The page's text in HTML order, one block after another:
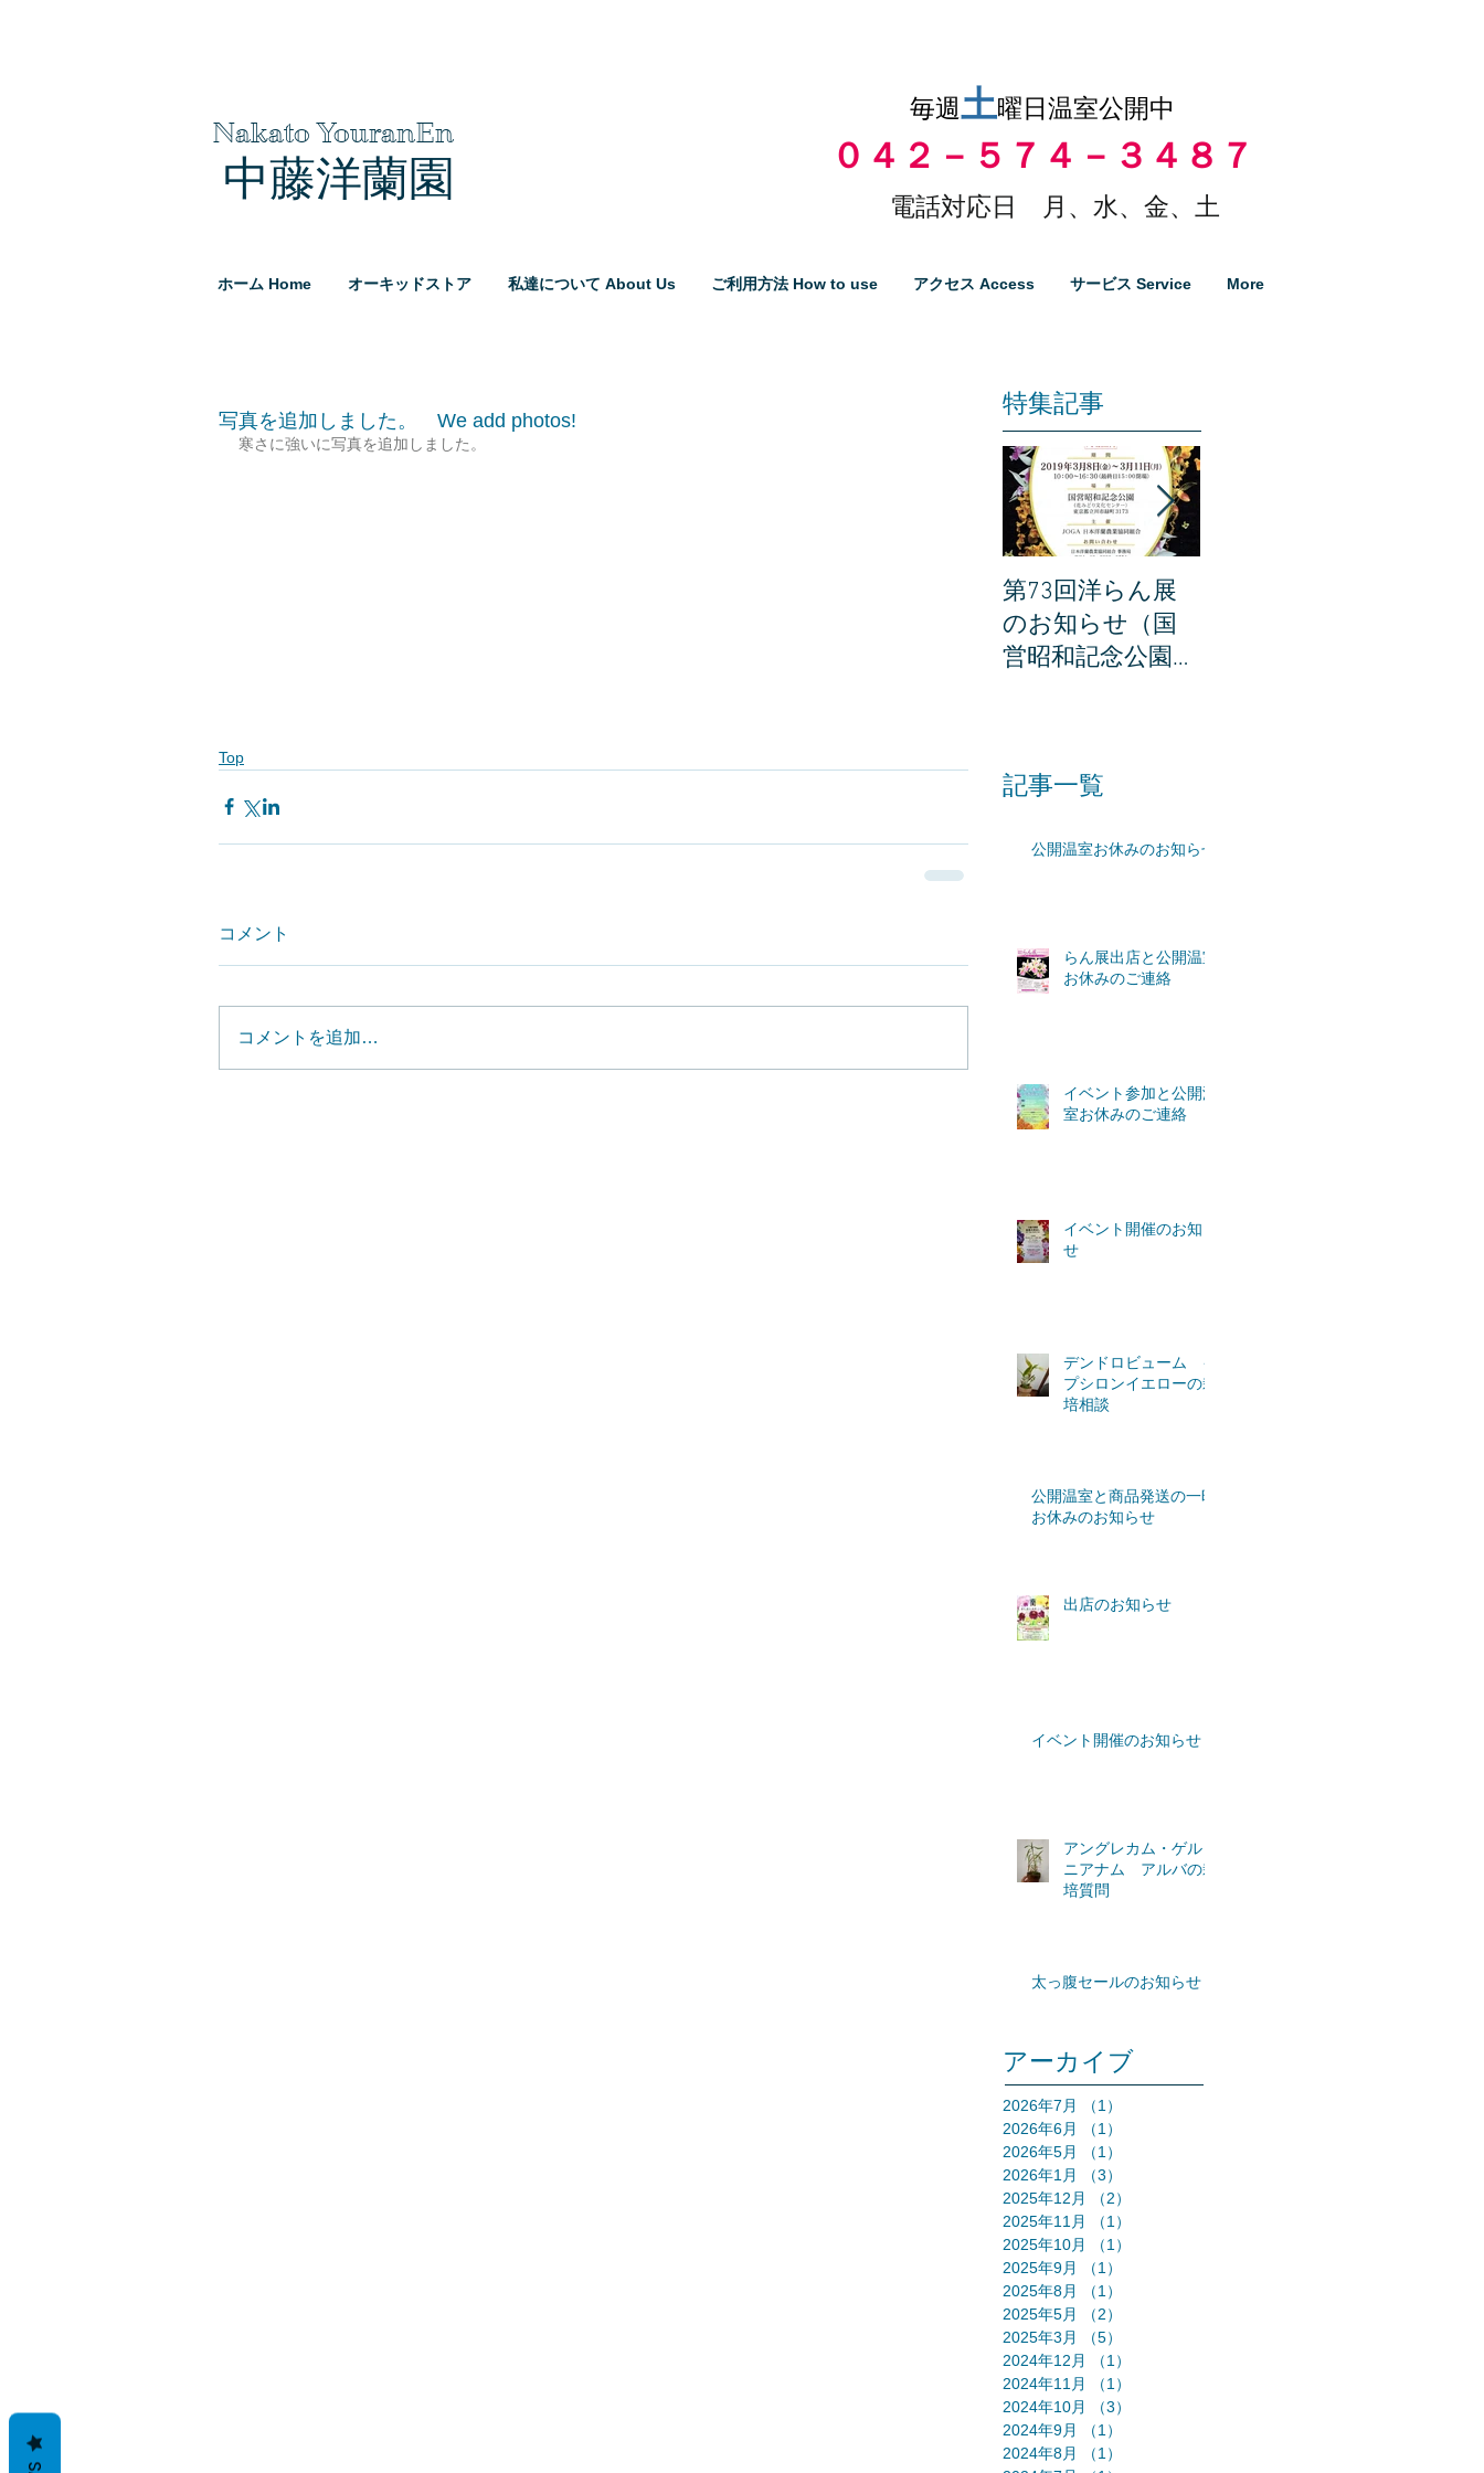
Nakato YouranEn
中藤洋蘭園
毎週土曜日温室公開中
０４２－５７４－３４８７
電話対応日 月、水、金、土
ホーム Home オーキッドストア 私達について About Us ご利用方法 How to use アクセス Access サービス Service More
写真を追加しました。 We add photos!
寒さに強いに写真を追加しました。
Top
コメント
コメントを追加…
特集記事
第73回洋らん展
のお知らせ（国
営昭和記念公園・
記事一覧
公開温室お休みのお知らせ
らん展出店と公開温室
お休みのご連絡
イベント参加と公開温
室お休みのご連絡
イベント開催のお知ら
せ
デンドロビューム イ
プシロンイエローの栽
培相談
公開温室と商品発送の一時
お休みのお知らせ
出店のお知らせ
イベント開催のお知らせ
アングレカム・ゲルミ
ニアナム アルバの栽
培質問
太っ腹セールのお知らせ
アーカイブ
2026年7月 （1）
2026年6月
（1）
2026年5月
（1）
2026年1月
（3）
2025年12月
（2）
2025年11月
（1）
2025年10月
（1）
2025年9月
（1）
2025年8月
（1）
2025年5月
（2）
2025年3月
（5）
2024年12月
（1）
2024年11月
（1）
2024年10月
（3）
2024年9月
（1）
2024年8月
（1）